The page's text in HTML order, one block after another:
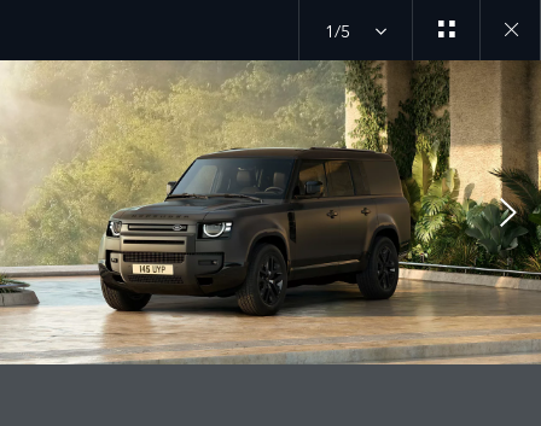
1/5
Close
gallery